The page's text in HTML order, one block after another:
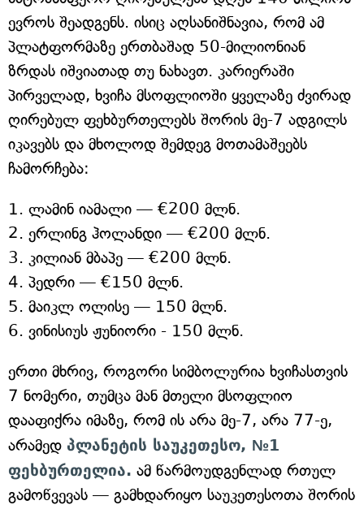
ევროს შეადგენს. ისიც აღსანიშნავია, რომ ამ
პლატფორმაზე ერთბაშად 50-მილიონიან
ზრდას იშვიათად თუ ნახავთ. კარიერაში
პირველად, ხვიჩა მსოფლიოში ყველაზე ძვირად
ღირებულ ფეხბურთელებს შორის მე-7 ადგილს
იკავებს და მხოლოდ შემდეგ მოთამაშეებს
ჩამორჩება:
1. ლამინ იამალი — €200 მლნ.
2. ერლინგ ჰოლანდი — €200 მლნ.
3. კილიან მბაპე — €200 მლნ.
4. პედრი — €150 მლნ.
5. მაიკლ ოლისე — 150 მლნ.
6. ვინისიუს ჟუნიორი - 150 მლნ.
ერთი მხრივ, როგორი სიმბოლურია ხვიჩასთვის
7 ნომერი, თუმცა მან მთელი მსოფლიო
დააფიქრა იმაზე, რომ ის არა მე-7, არა 77-ე,
არამედ პლანეტის საუკეთესო, №1
ფეხბურთელია. ამ წარმოუდგენლად რთულ
გამოწვევას — გამხდარიყო საუკეთესოთა შორის